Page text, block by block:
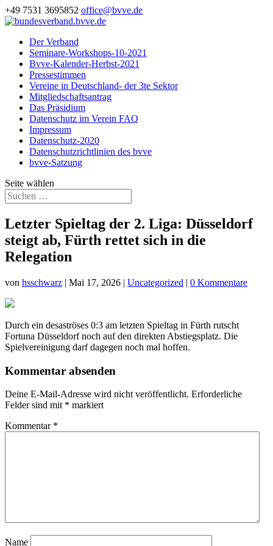
+49 7531 3695852 office@bvve.de
Der Verband
Seminare-Workshops-10-2021
Bvve-Kalender-Herbst-2021
Pressestimmen
Vereine in Deutschland- der 3te Sektor
Mitgliedschaftsantrag
Das Präsidium
Datenschutz im Verein FAQ
Impressum
Datenschutz-2020
Datenschutzrichtlinien des bvve
bvve-Satzung
Seite wählen
Letzter Spieltag der 2. Liga: Düsseldorf
steigt ab, Fürth rettet sich in die
Relegation
von hsschwarz | Mai 17, 2026 | Uncategorized | 0 Kommentare
Durch ein desaströses 0:3 am letzten Spieltag in Fürth rutscht
Fortuna Düsseldorf noch auf den direkten Abstiegsplatz. Die
Spielvereinigung darf dagegen noch mal hoffen.
Kommentar absenden
Deine E-Mail-Adresse wird nicht veröffentlicht. Erforderliche
Felder sind mit * markiert
Kommentar *
Name